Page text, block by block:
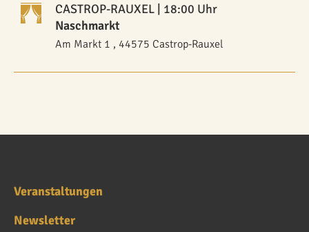
CASTROP-RAUXEL | 18:00 Uhr
Naschmarkt
Am Markt 1 , 44575 Castrop-Rauxel
Veranstaltungen
Newsletter